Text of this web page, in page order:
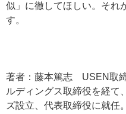
似」に徹してほしい。それ
す。
著者：藤本篤志 USEN取
ルディングス取締役を経て
ズ設立、代表取締役に就任